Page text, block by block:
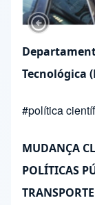
Tecnológica
#política
MUDANÇA
POLÍTICAS
Previous